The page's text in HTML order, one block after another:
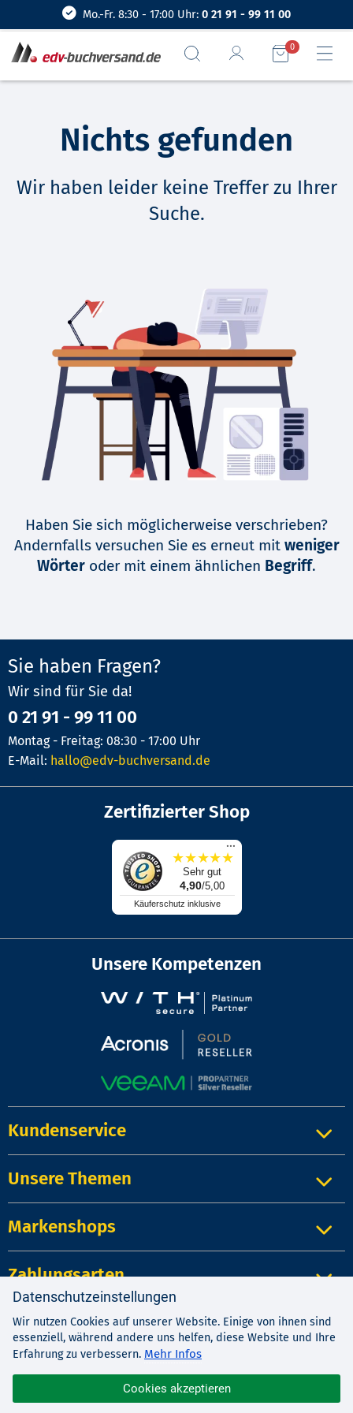
Mo.-Fr. 8:30 - 17:00 Uhr: 0 21 91 - 99 11 00
0
Nichts gefunden
Wir haben leider keine Treffer zu Ihrer
Suche.
Haben Sie sich möglicherweise verschrieben?
Andernfalls versuchen Sie es erneut mit weniger
Wörter oder mit einem ähnlichen Begriff.
Sie haben Fragen?
Wir sind für Sie da!
0 21 91 - 99 11 00
Montag - Freitag: 08:30 - 17:00 Uhr
E-Mail: hallo@edv-buchversand.de
Zertifizierter Shop
...
★★★★★
Sehr gut
4,90/5,00
Käuferschutz inklusive
Unsere Kompetenzen
Kundenservice
Unsere Themen
Markenshops
Zahlungsarten
Impressum | Kontakt|
Datenschutz
Widerrufsrecht
Datenschutzeinstellungen
Wir nutzen Cookies auf unserer Website. Einige von ihnen sind
essenziell, während andere uns helfen, diese Website und Ihre
Erfahrung zu verbessern. Mehr Infos
Cookies akzeptieren